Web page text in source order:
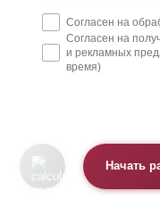
Согласен на
Согласен на
и рекламных
время)
Начать